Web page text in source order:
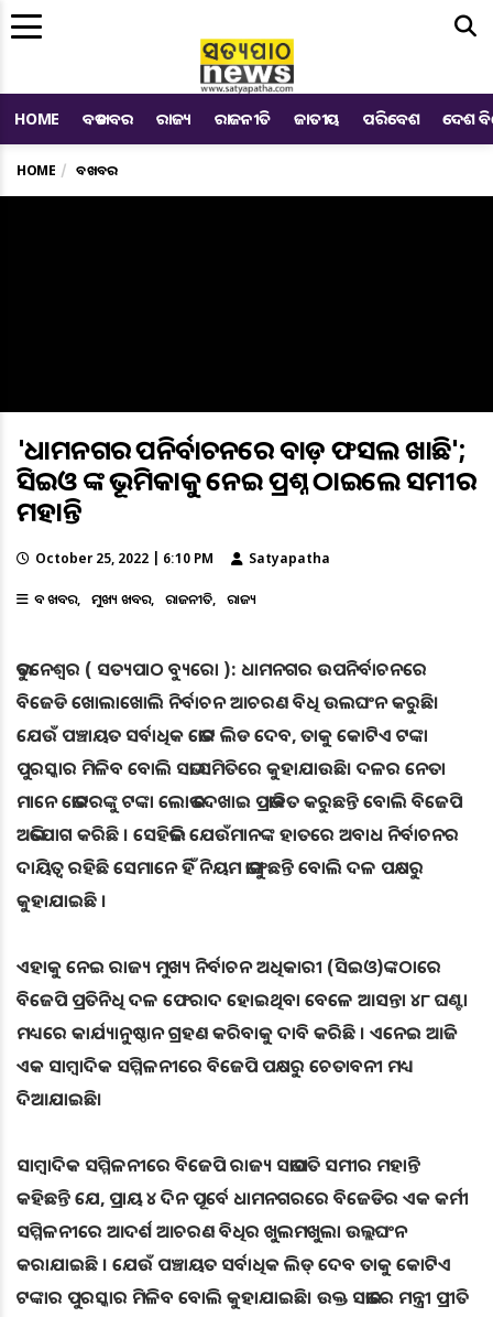
HOME ବଡ ଖବର ରାଜ୍ୟ ରାଜନୀତି ଜାତୀୟ ପରିବେଶ ଦେଶ
HOME ବଡ ଖବର
'ଧାମନଗର ଉପନିର୍ବାଚନରେ ବାଡ଼ ଫସଲ ଖାଉଛି';
ସିଇଓ ଙ୍କ ଭୂମିକାକୁ ନେଇ ପ୍ରଶ୍ନ ଉଠାଇଲେ ସମୀର
ମହାନ୍ତି
October 25, 2022 | 6:10 PM Satyapatha
ବଡ ଖବର ମୁଖ୍ୟ ଖବର ରାଜନୀତି ରାଜ୍ୟ
ଭୁବନେଶ୍ୱର ( ସତ୍ୟପାଠ ବ୍ୟୁରୋ ): ଧାମନଗର ଉପନିର୍ବାଚନରେ
ବିଜେଡି ଖୋଲାଖୋଲି ନିର୍ବାଚନ ଆଚରଣ ବିଧି ଉଲଘଂନ କରୁଛି।
ଯେଉଁ ପଞ୍ଚାୟତ ସର୍ବାଧିକ ଭୋଟ ଲିଡ ଦେବ, ତାକୁ କୋଟିଏ ଟଙ୍କା
ପୁରସ୍କାର ମିଳିବ ବୋଲି ସଭା ସମିତିରେ କୁହାଯାଉଛି। ଦଳର ନେତା
ମାନେ ଭୋଟରଙ୍କୁ ଟଙ୍କା ଲୋଭ ଦେଖାଇ ପ୍ରଭାବିତ କରୁଛନ୍ତି ବୋଲି ବିଜେପି
ଅଭିଯୋଗ କରିଛି । ସେହିଭଳି ଯେଉଁମାନଙ୍କ ହାତରେ ଅବାଧ ନିର୍ବାଚନର
ଦାୟିତ୍ୱ ରହିଛି ସେମାନେ ହିଁ ନିୟମ ଭାଙ୍ଗୁଛନ୍ତି ବୋଲି ଦଳ ପକ୍ଷରୁ
କୁହାଯାଇଛି ।
ଏହାକୁ ନେଇ ରାଜ୍ୟ ମୁଖ୍ୟ ନିର୍ବାଚନ ଅଧିକାରୀ (ସିଇଓ)ଙ୍କଠାରେ
ବିଜେପି ପ୍ରତିନିଧି ଦଳ ଫେରାଦ ହୋଇଥିବା ବେଳେ ଆସନ୍ତା ୪୮ ଘଣ୍ଟା
ମଧ୍ୟରେ କାର୍ଯ୍ୟାନୁଷ୍ଠାନ ଗ୍ରହଣ କରିବାକୁ ଦାବି କରିଛି । ଏନେଇ ଆଜି
ଏକ ସାମ୍ବାଦିକ ସମ୍ମିଳନୀରେ ବିଜେପି ପକ୍ଷରୁ ଚେତାବନୀ ମଧ୍ୟ
ଦିଆଯାଇଛି।
ସାମ୍ବାଦିକ ସମ୍ମିଳନୀରେ ବିଜେପି ରାଜ୍ୟ ସଭାପତି ସମୀର ମହାନ୍ତି
କହିଛନ୍ତି ଯେ, ପ୍ରାୟ ୪ ଦିନ ପୂର୍ବେ ଧାମନଗରରେ ବିଜେଡିର ଏକ କର୍ମୀ
ସମ୍ମିଳନୀରେ ଆଦର୍ଶ ଆଚରଣ ବିଧିର ଖୁଲମଖୁଲା ଉଲ୍ଲଘଂନ
କରାଯାଇଛି । ଯେଉଁ ପଞ୍ଚାୟତ ସର୍ବାଧିକ ଲିଡ୍‌ ଦେବ ତାକୁ କୋଟିଏ
ଟଙ୍କାର ପୁରସ୍କାର ମିଳିବ ବୋଲି କୁହାଯାଇଛି। ଉକ୍ତ ସଭାରେ ମନ୍ତ୍ରୀ ପ୍ରୀତି